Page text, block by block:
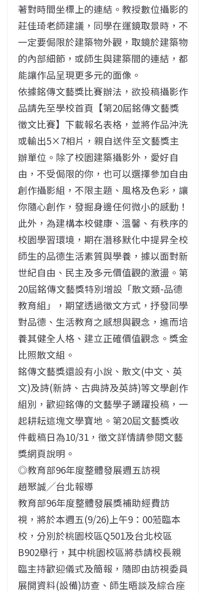
著對時間坐標上的連結。教授數位攝影的
莊佳琦老師建議，同學在運鏡取景時，不
一定要侷限於建築物外觀，取鏡於建築物
的內部細節，或師生與建築間的連結，都
能讓作品呈現更多元的面像。
依據銘傳文藝獎比賽辦法，欲投稿攝影作
品請先至學校首頁【第20屆銘傳文藝獎
徵文比賽】下載報名表格，並將作品沖洗
或輸出5×7相片，親自送件至文藝獎主
辦單位。除了校園建築攝影外，愛好自
由，不受侷限的你，也可以選擇參加自由
創作攝影組，不限主題、風格及色彩，讓
你隨心創作，發掘身邊任何微小的感動！
此外，為建構本校健康、溫馨、有秩序的
校園學習環境，期在潛移默化中提昇全校
師生的品德生活素質與學養，據以面對新
世紀自由、民主及多元價值觀的激盪。第
20屆銘傳文藝獎特別增設「散文類-品德
教育組」，期望透過徵文方式，抒發同學
對品德、生活教育之感想與觀念，進而培
養其健全人格、建立正確價值觀念。獎金
比照散文組。
銘傳文藝獎還設有小說、散文(中文、英
文)及詩(新詩、古典詩及英詩)等文學創作
組別，歡迎銘傳的文藝學子踴躍投稿，一
起耕耘這塊文學寶地。第20屆文藝獎收
件截稿日為10/31，徵文詳情請參閱文藝
獎網頁說明。
◎教育部96年度整體發展週五訪視
趙聚誠╱台北報導
教育部96年度整體發展獎補助經費訪
視，將於本週五(9/26)上午9：00蒞臨本
校，分別於桃園校區Q501及台北校區
B902舉行，其中桃園校區將恭請校長親
臨主持歡迎儀式及簡報，隨即由訪視委員
展開資料(設備)訪查、師生晤談及綜合座